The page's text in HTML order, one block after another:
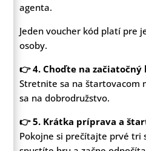
agenta.
Jeden voucher kód platí pre
osoby.
👉 4. Choďte na začiatočný
Stretnite sa na štartovacom
sa na dobrodružstvo.
👉 5. Krátka príprava a
Pokojne si prečítajte prvé tri